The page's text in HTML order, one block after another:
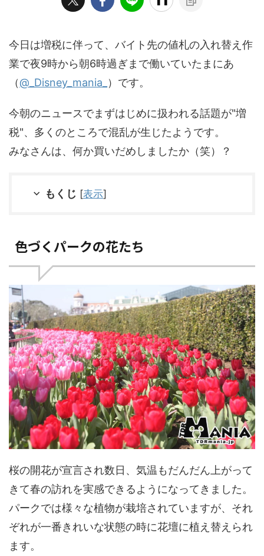
今日は増税に伴って、バイト先の値札の入れ替え作
業で夜9時から朝6時過ぎまで働いていたまにあ
（@_Disney_mania_ ）です。
今朝のニュースでまずはじめに扱われる話題が"増
税"、多くのところで混乱が生じたようです。
みなさんは、何か買いだめしましたか（笑）？
もくじ [表示]
色づくパークの花たち
桜の開花が宣言され数日、気温もだんだん上がって
きて春の訪れを実感できるようになってきました。
パークでは様々な植物が栽培されていますが、それ
ぞれが一番きれいな状態の時に花壇に植え替えられ
ます。